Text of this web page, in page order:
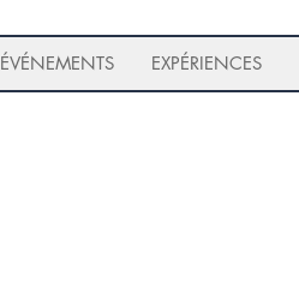
ÉVÉNEMENTS EXPÉRIENCES